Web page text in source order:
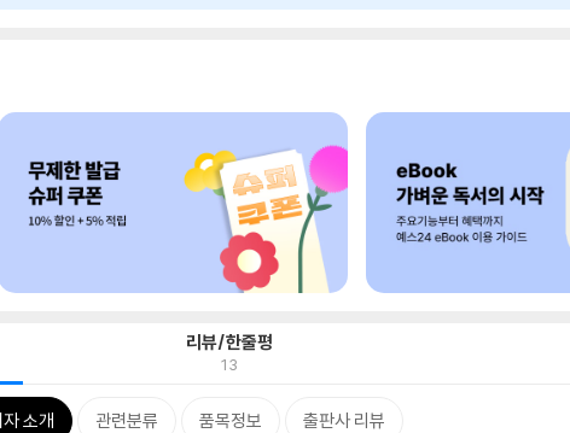
리뷰/한줄평
13
소개 관련분류 품목정보 출판사 리뷰